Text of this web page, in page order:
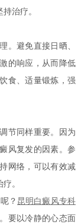
治疗。
避免直接日晒、
的响应，从而降低
食、适量锻炼，强
节同样重要。因为
风复发的因素。参
网络，可以有效减
。
？ 昆明白癜风专科
要以冷静的心态面